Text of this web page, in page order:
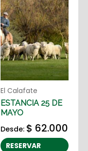
El Calafate
ESTANCIA 25 DE
MAYO
Desde: $ 62.000
RESERVAR